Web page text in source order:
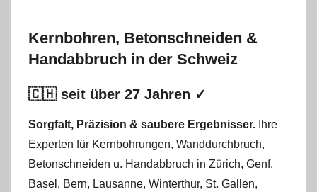
Kernbohren, Betonschneiden &
Handabbruch in der Schweiz
🇨🇭 seit über 27 Jahren ✓
Sorgfalt, Präzision & saubere Ergebnisser. Ihre
Experten für Kernbohrungen, Wanddurchbruch,
Betonschneiden u. Handabbruch in Zürich, Genf,
Basel , Bern, Lausanne, Winterthur, St. Gallen,